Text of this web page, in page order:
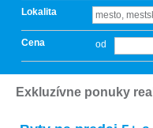
Lokalita
Cena od
Exkluzívne ponuky